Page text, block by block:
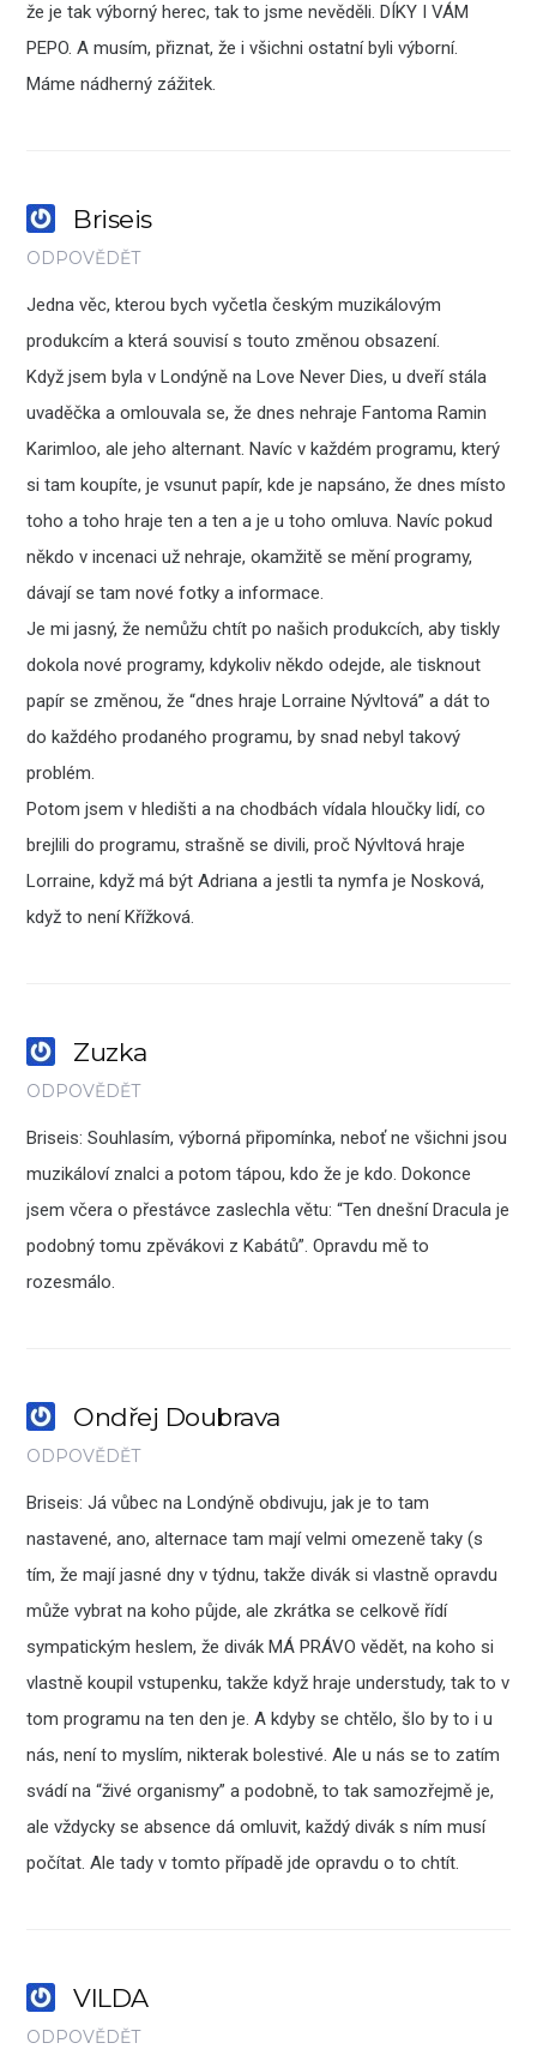
že je tak výborný herec, tak to jsme nevěděli. DÍKY I VÁM
PEPO. A musím, přiznat, že i všichni ostatní byli výborní.
Máme nádherný zážitek.
Briseis
ODPOVĚDĚT
Jedna věc, kterou bych vyčetla českým muzikálovým
produkcím a která souvisí s touto změnou obsazení.
Když jsem byla v Londýně na Love Never Dies, u dveří stála
uvaděčka a omlouvala se, že dnes nehraje Fantoma Ramin
Karimloo, ale jeho alternant. Navíc v každém programu, který
si tam koupíte, je vsunut papír, kde je napsáno, že dnes místo
toho a toho hraje ten a ten a je u toho omluva. Navíc pokud
někdo v incenaci už nehraje, okamžitě se mění programy,
dávají se tam nové fotky a informace.
Je mi jasný, že nemůžu chtít po našich produkcích, aby tiskly
dokola nové programy, kdykoliv někdo odejde, ale tisknout
papír se změnou, že “dnes hraje Lorraine Nývltová” a dát to
do každého prodaného programu, by snad nebyl takový
problém.
Potom jsem v hledišti a na chodbách vídala hloučky lidí, co
brejlili do programu, strašně se divili, proč Nývltová hraje
Lorraine, když má být Adriana a jestli ta nymfa je Nosková,
když to není Křížková.
Zuzka
ODPOVĚDĚT
Briseis: Souhlasím, výborná připomínka, neboť ne všichni jsou
muzikáloví znalci a potom tápou, kdo že je kdo. Dokonce
jsem včera o přestávce zaslechla větu: “Ten dnešní Dracula je
podobný tomu zpěvákovi z Kabátů”. Opravdu mě to
rozesmálo.
Ondřej Doubrava
ODPOVĚDĚT
Briseis: Já vůbec na Londýně obdivuju, jak je to tam
nastavené, ano, alternace tam mají velmi omezeně taky (s
tím, že mají jasné dny v týdnu, takže divák si vlastně opravdu
může vybrat na koho půjde, ale zkrátka se celkově řídí
sympatickým heslem, že divák MÁ PRÁVO vědět, na koho si
vlastně koupil vstupenku, takže když hraje understudy, tak to v
tom programu na ten den je. A kdyby se chtělo, šlo by to i u
nás, není to myslím, nikterak bolestivé. Ale u nás se to zatím
svádí na “živé organismy” a podobně, to tak samozřejmě je,
ale vždycky se absence dá omluvit, každý divák s ním musí
počítat. Ale tady v tomto případě jde opravdu o to chtít.
VILDA
ODPOVĚDĚT